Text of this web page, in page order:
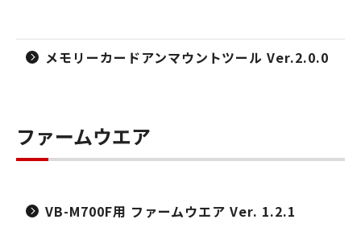
メモリーカードアンマウントツール Ver.2.0.0
ファームウエア
VB-M700F用 ファームウエア Ver. 1.2.1